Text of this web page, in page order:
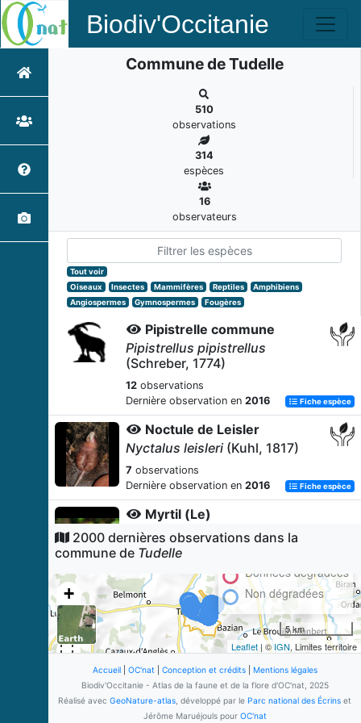
Biodiv'Occitanie
Commune de Tudelle
510
observations
314
espèces
16
observateurs
Tout voir
Oiseaux
Insectes Mammifères Reptiles
Amphibiens
Angiospermes
Gymnospermes Fougères
Pipistrelle commune
Pipistrellus pipistrellus
(Schreber, 1774)
12 observations
Dernière observation en 2016 Fiche espèce
Noctule de Leisler
Nyctalus leisleri (Kuhl, 1817)
7 observations
Dernière observation en 2016 Fiche espèce
Myrtil (Le)
Maniola jurtina(Linnaeus, 1758)
6observations
Murin de Natterer
Myotis nattereri(Kuhl, 1817)
observations
Dernière observation en2016 Fiche espèce
Ephippigère carénée
Uromenus rugosicollis (Audinet
Serville, 1838)
2000 dernières observations dans la
commune de Tudelle
+
Données dégradées
Non dégradées
5 km
Leaflet | ©IGN, Limites territoire
Accueil| OC'nat| Conception et crédits| Mentions légales
Biodiv'Occitanie - Atlas de la faune et de la flore d'OC'nat, 2025
Réalisé avec GeoNature-atlas , développé par le Parc national des Écrins et
Jérôme Maruéjouls pour OC'nat